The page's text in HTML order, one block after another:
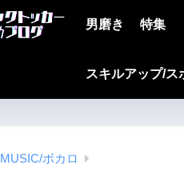
男磨き 特集
スキルアップ/ス
MUSIC/ボカロ